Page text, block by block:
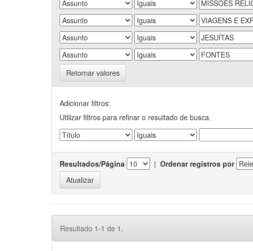
Retornar valores
Adicionar filtros:
Utilizar filtros para refinar o resultado de busca.
Resultados/Página | Ordenar registros por
Resultado 1-1 de 1.